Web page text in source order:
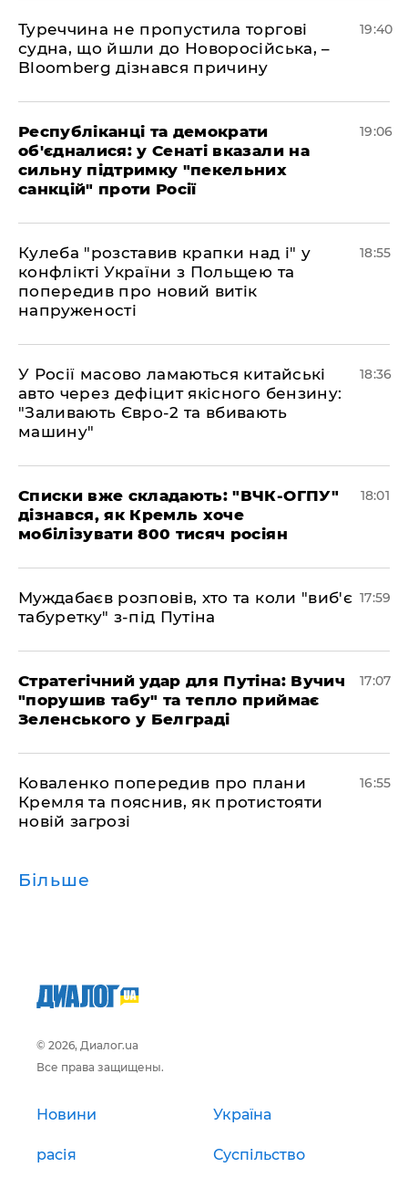
Туреччина не пропустила торгові
судна, що йшли до Новоросійська, –
Bloomberg дізнався причину
19:40
Республіканці та демократи
об'єдналися: у Сенаті вказали на
сильну підтримку "пекельних
санкцій" проти Росії
19:06
Кулеба "розставив крапки над і" у
конфлікті України з Польщею та
попередив про новий витік
напруженості
18:55
У Росії масово ламаються китайські
авто через дефіцит якісного бензину:
"Заливають Євро-2 та вбивають
машину"
18:36
Списки вже складають: "ВЧК-ОГПУ"
дізнався, як Кремль хоче
мобілізувати 800 тисяч росіян
18:01
Муждабаєв розповів, хто та коли "виб'є
табуретку" з-під Путіна
17:59
Стратегічний удар для Путіна: Вучич
"порушив табу" та тепло приймає
Зеленського у Белграді
17:07
Коваленко попередив про плани
Кремля та пояснив, як протистояти
новій загрозі
16:55
Більше
© 2026, Диалог.ua
Все права защищены.
Новини Україна
расія Суспільство